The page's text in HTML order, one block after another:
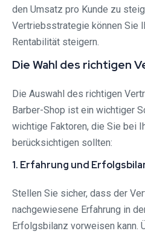
den Umsatz pro Kunde zu
Vertriebsstrategie können Sie
Rentabilität steigern.
Die Wahl des richtigen
Die Auswahl des richtigen
Barber-Shop ist ein wichtiger
wichtige Faktoren, die Sie bei
berücksichtigen sollten:
1. Erfahrung und
Stellen Sie sicher, dass der
nachgewiesene Erfahrung in
Erfolgsbilanz vorweisen kann.